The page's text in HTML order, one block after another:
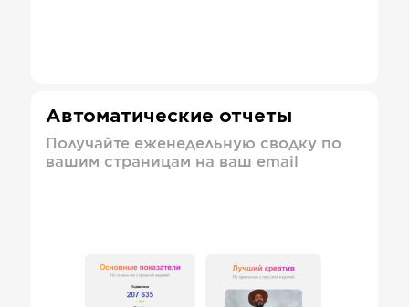
Автоматические отчеты
Получайте еженедельную сводку по
вашим страницам на ваш email